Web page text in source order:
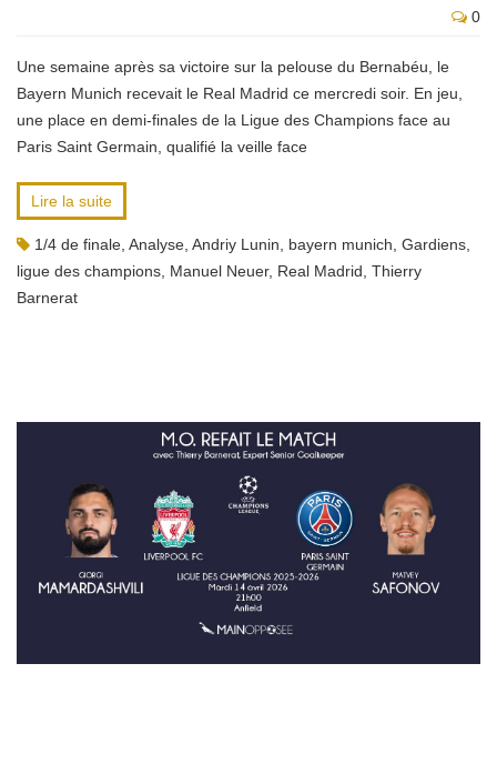
0
Une semaine après sa victoire sur la pelouse du Bernabéu, le
Bayern Munich recevait le Real Madrid ce mercredi soir. En jeu,
une place en demi-finales de la Ligue des Champions face au
Paris Saint Germain, qualifié la veille face
Lire la suite
1/4 de finale Analyse Andriy Lunin bayern munich Gardiens
ligue des champions Manuel Neuer, Real Madrid Thierry
Barnerat